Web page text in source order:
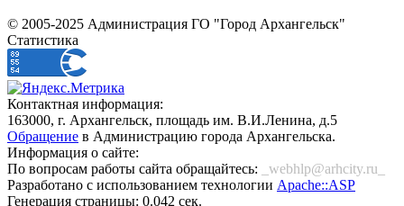
© 2005-2025 Администрация ГО "Город Архангельск"
Статистика
Контактная информация:
163000, г. Архангельск, площадь им. В.И.Ленина, д.5
Обращение в Администрацию города Архангельска.
Информация о сайте:
По вопросам работы сайта обращайтесь:
_webhlp@arhcity.ru_
Разработано с использованием технологии Apache::ASP
Генерация страницы: 0.042 сек.